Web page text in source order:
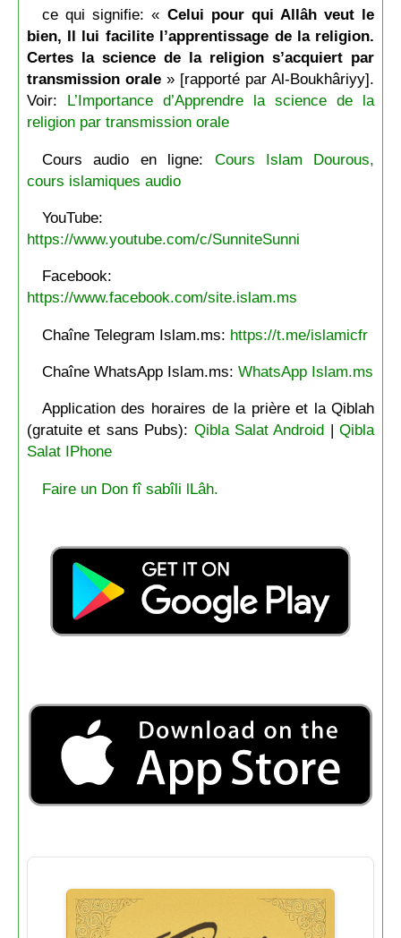
ce qui signifie: « Celui pour qui Allâh veut le
bien, Il lui facilite l’apprentissage de la religion.
Certes la science de la religion s’acquiert par
transmission orale» [rapporté par Al-Boukhâriyy].
Voir: L’Importance d’Apprendre la science de la
religion par transmission orale
Cours audio en ligne: Cours Islam Dourous,
cours islamiques audio
YouTube:
https://www.youtube.com/c/SunniteSunni
Facebook:
https://www.facebook.com/site.islam.ms
Chaîne Telegram Islam.ms: https://t.me/islamicfr
Chaîne WhatsApp Islam.ms: WhatsApp Islam.ms
Application des horaires de la prière et la Qiblah
(gratuite et sans Pubs): Qibla Salat Android |Qibla
Salat IPhone
Faire un Don fî sabîli lLâh.